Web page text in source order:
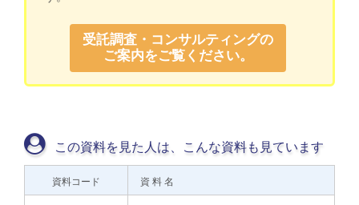
受託調査・コンサルティングの
ご案内をご覧ください。
この資料を見た人は、こんな資料も見ています
資料コード 資 料 名